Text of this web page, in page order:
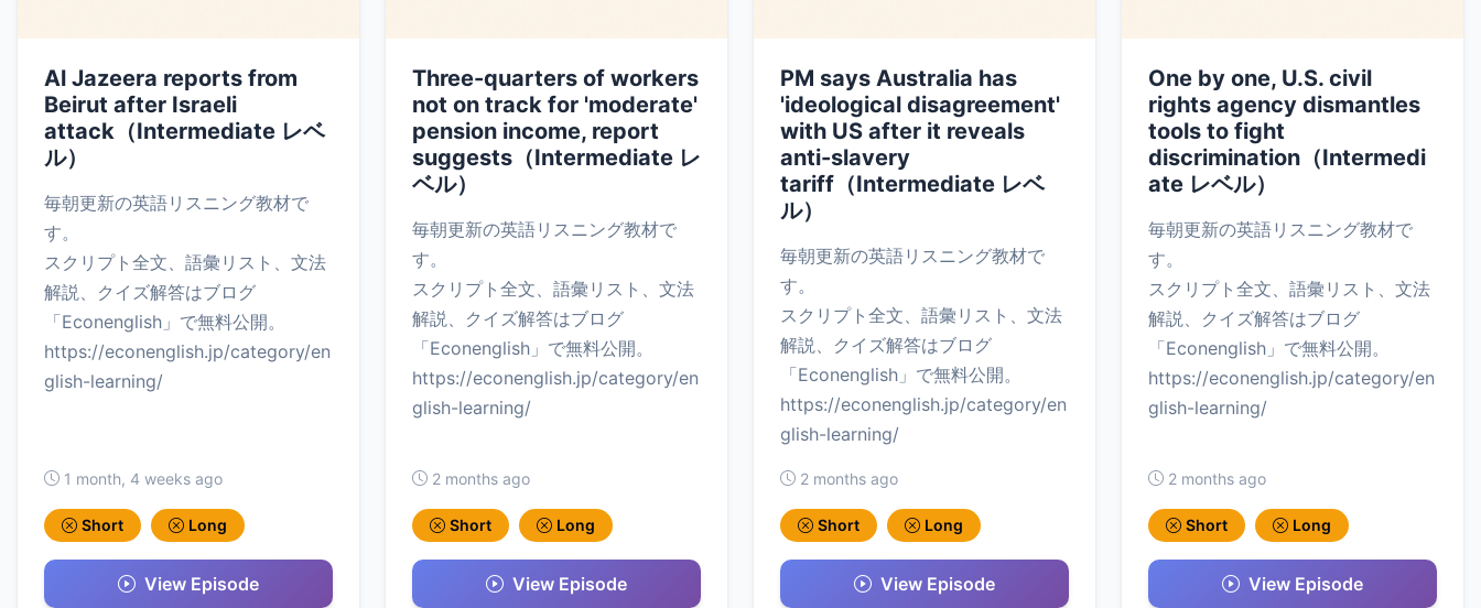
Al Jazeera reports from
Beirut after Israeli
attack（Intermediate レベ
ル）
毎朝更新の英語リスニング教材で
す。
スクリプト全文、語彙リスト、文法
解説、クイズ解答はブログ
「Econenglish」で無料公開。
https://econenglish.jp/category/en
glish-learning/
1 month, 4 weeks ago
Short Long
View Episode
Three-quarters of workers
not on track for 'moderate'
pension income, report
suggests（Intermediate レ
ベル）
毎朝更新の英語リスニング教材で
す。
スクリプト全文、語彙リスト、文法
解説、クイズ解答はブログ
「Econenglish」で無料公開。
https://econenglish.jp/category/en
glish-learning/
2 months ago
Short Long
View Episode
PM says Australia has
'ideological disagreement'
with US after it reveals
anti-slavery
tariff（Intermediate レベ
ル）
毎朝更新の英語リスニング教材で
す。
スクリプト全文、語彙リスト、文法
解説、クイズ解答はブログ
「Econenglish」で無料公開。
https://econenglish.jp/category/en
glish-learning/
2 months ago
Short Long
View Episode
One by one, U.S. civil
rights agency dismantles
tools to fight
discrimination（Intermedi
ate レベル）
毎朝更新の英語リスニング教材で
す。
スクリプト全文、語彙リスト、文法
解説、クイズ解答はブログ
「Econenglish」で無料公開。
https://econenglish.jp/category/en
glish-learning/
2 months ago
Short Long
View Episode